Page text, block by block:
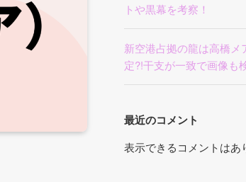
トや黒幕を考察！
新空港占拠の龍は高橋メ
定?!干支が一致で画像も
最近のコメント
表示できるコメントはあ